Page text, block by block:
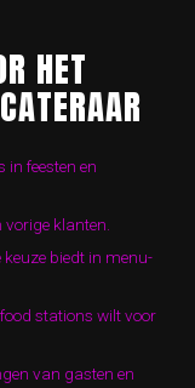
HET
in feesten en
klanten.
biedt in menu-
stations wilt voor
van gasten en